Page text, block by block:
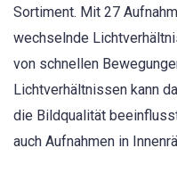
Sortiment. Mit 27
wechselnde
von schnellen
Lichtverhältnissen kann
die Bildqualität
auch Aufnahmen in